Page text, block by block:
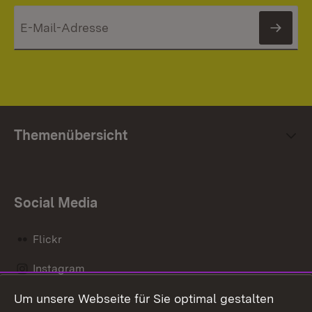
Themenübersicht
Social Media
Flickr
Instagram
Social Wall
Um unsere Webseite für Sie optimal gestalten